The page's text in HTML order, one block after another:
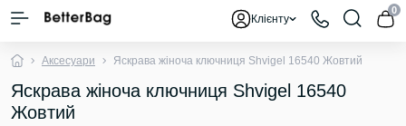
Клієнту
0
Аксесуари Яскрава жіноча ключниця Shvigel 16540 Жовтий
Яскрава жіноча ключниця Shvigel 16540
Жовтий